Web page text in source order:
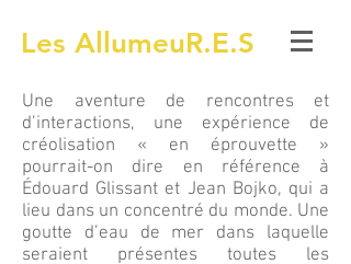
Les AllumeuR.E.S
Une aventure de rencontres et
d’interactions, une expérience de
créolisation « en éprouvette »
pourrait-on dire en référence à
Édouard Glissant et Jean Bojko, qui a
lieu dans un concentré du monde. Une
goutte d’eau de mer dans laquelle
seraient présentes toutes les